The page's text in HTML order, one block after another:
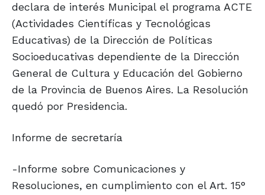
declara de interés Municipal el programa ACTE
(Actividades Científicas y Tecnológicas
Educativas) de la Dirección de Políticas
Socioeducativas dependiente de la Dirección
General de Cultura y Educación del Gobierno
de la Provincia de Buenos Aires. La Resolución
quedó por Presidencia.
Informe de secretaría
-Informe sobre Comunicaciones y
Resoluciones, en cumplimiento con el Art. 15°